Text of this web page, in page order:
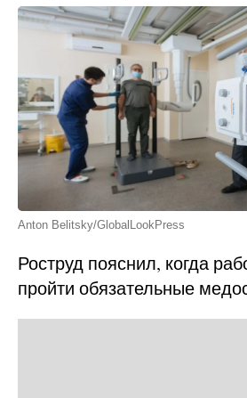
Anton Belitsky/GlobalLookPress
Роструд пояснил, когда
пройти обязательные